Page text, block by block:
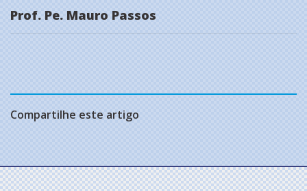
Prof. Pe. Mauro Passos
Compartilhe este artigo